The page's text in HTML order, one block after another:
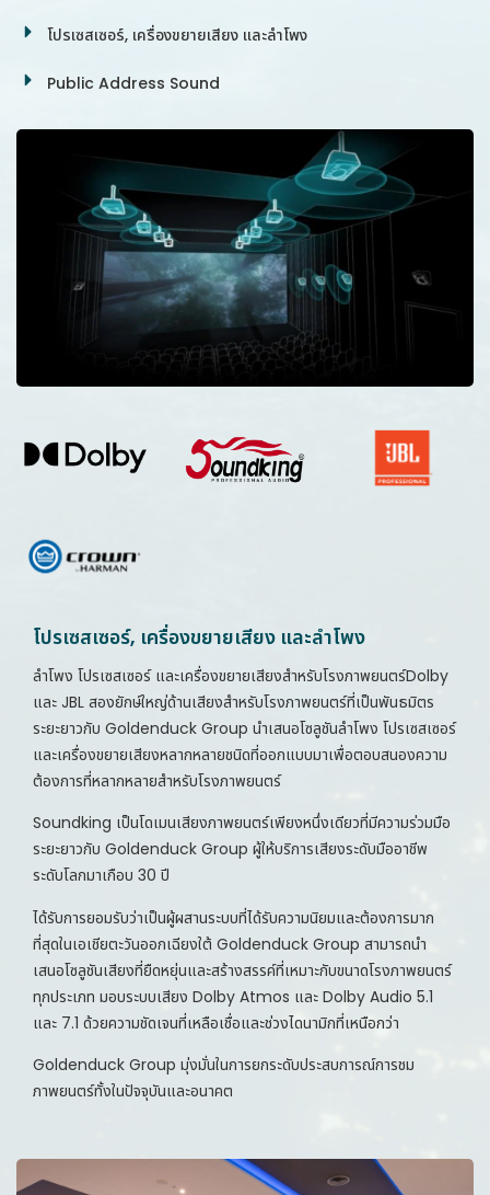
โปรเซสเซอร์, เครื่องขยายเสียง และลำโพง
Public Address Sound
โปรเซสเซอร์, เครื่องขยายเสียง และลำโพง
ลำโพง โปรเซสเซอร์ และเครื่องขยายเสียงสำหรับโรงภาพยนตร์Dolby
และ JBL สองยักษ์ใหญ่ด้านเสียงสำหรับโรงภาพยนตร์ที่เป็นพันธมิตร
ระยะยาวกับ Goldenduck Group นำเสนอโซลูชันลำโพง โปรเซสเซอร์
และเครื่องขยายเสียงหลากหลายชนิดที่ออกแบบมาเพื่อตอบสนองความ
ต้องการที่หลากหลายสำหรับโรงภาพยนตร์
Soundking เป็นโดเมนเสียงภาพยนตร์เพียงหนึ่งเดียวที่มีความร่วมมือ
ระยะยาวกับ Goldenduck Group ผู้ให้บริการเสียงระดับมืออาชีพ
ระดับโลกมาเกือบ 30 ปี
ได้รับการยอมรับว่าเป็นผู้ผสานระบบที่ได้รับความนิยมและต้องการมาก
ที่สุดในเอเชียตะวันออกเฉียงใต้ Goldenduck Group สามารถนำ
เสนอโซลูชันเสียงที่ยืดหยุ่นและสร้างสรรค์ที่เหมาะกับขนาดโรงภาพยนตร์
ทุกประเภท มอบระบบเสียง Dolby Atmos และ Dolby Audio 5.1
และ 7.1 ด้วยความชัดเจนที่เหลือเชื่อและช่วงไดนามิกที่เหนือกว่า
Goldenduck Group มุ่งมั่นในการยกระดับประสบการณ์การชม
ภาพยนตร์ทั้งในปัจจุบันและอนาคต